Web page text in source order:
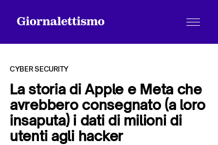
Tutti gli articoli
CYBER SECURITY
La storia di Apple e Meta che
avrebbero consegnato (a loro
insaputa) i dati di milioni di
utenti agli hacker